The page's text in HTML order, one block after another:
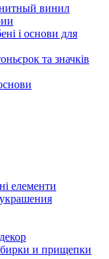
винил
і основи для
та значків
елементи
и прищепки